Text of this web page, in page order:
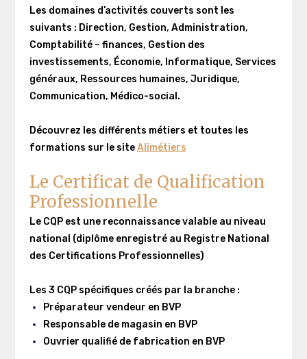
Les domaines d’activités couverts sont les
suivants : Direction, Gestion, Administration,
Comptabilité – finances, Gestion des
investissements, Économie, Informatique, Services
généraux, Ressources humaines, Juridique,
Communication, Médico-social.
Découvrez les différents métiers et toutes les
formations sur le site Alimétiers
Le Certificat de Qualification
Professionnelle
Le CQP est une reconnaissance valable au niveau
national (diplôme enregistré au Registre National
des Certifications Professionnelles)
Les 3 CQP spécifiques créés par la branche :
Préparateur vendeur en BVP
Responsable de magasin en BVP
Ouvrier qualifié de fabrication en BVP